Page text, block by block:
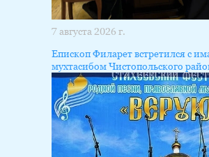
7 августа 2026 г.
Епископ Филарет встретился с
мухтасибом Чистопольского